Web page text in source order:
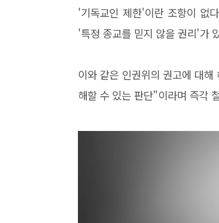
'기독교인 제한'이란 조항이 없
'특정 종교를 믿지 않을 권리'가
이와 같은 인권위의 권고에 대
해할 수 있는 판단"이라며 즉각